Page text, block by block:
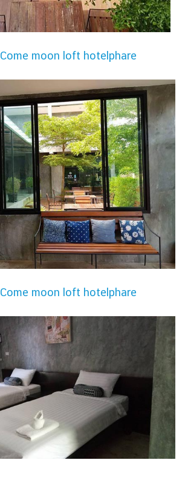
Come moon loft hotelphare
Come moon loft hotelphare